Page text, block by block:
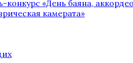
«День баяна,
камерата»